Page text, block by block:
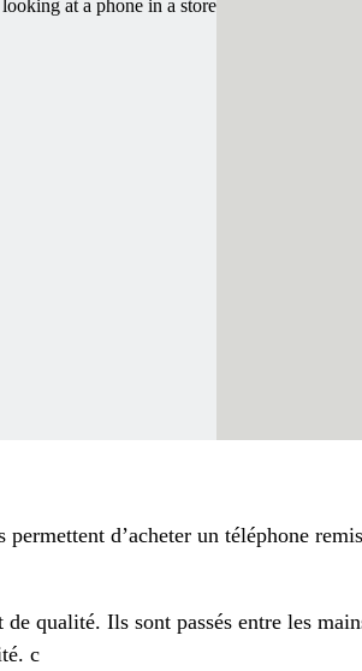
d’acheter un téléphone
qualité. Ils sont passés entre les
c